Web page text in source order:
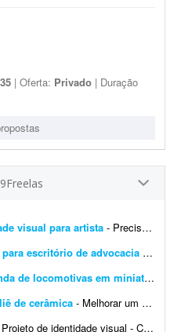
| Oferta: Privado | Duração
visual para artista - Preciso criar uma identidade visual com um logotipo para a artista Brenda Rossetti. O projeto deve ser realizado sem uso de ferramentas de IA, ou seja, totalmente livre de IA.
Identidade visual minimalista para escritório de advocacia imobiliária
Criar logotipo para site de venda de locomotivas em miniatura
de cerâmica - Melhorar um brand book existente para um ateliê de cerâmica, além de toda a parte de papelaria; por exemplo: - Essência da marca - Propósito - Missão - Vis&a...
de identidade visual - CJ Gonçalves 1. Sobre o projeto Estamos desenvolvendo a nova identidade visual da CJ Gonçalves, uma empresa do segmento imobiliário que atua co...